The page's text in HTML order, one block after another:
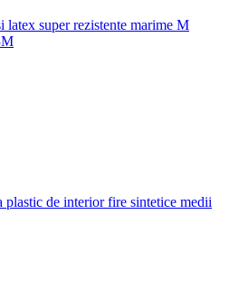
latex super rezistente marime M
plastic de interior fire sintetice medii